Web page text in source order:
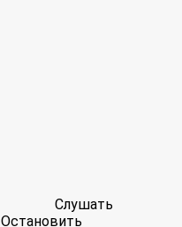
Слушать
Остановить